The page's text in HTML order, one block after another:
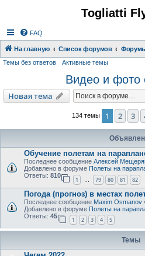
Togliatti
FAQ
На главную Список форумов
Темы без ответов Активные темы
Видео и фото
Новая тема
Новаятема
134 темы 1 2 3
Обучение полетам на
Последнее сообщение Алексей
Добавлено в форуме Полеты на
Ответы: 810
1 … 79 80 81 82
Погода (прогноз) в местах
Последнее сообщение Maxim Osmanov
Добавлено в форуме Полеты на
Ответы: 45
1 2 3 4 5
Темы